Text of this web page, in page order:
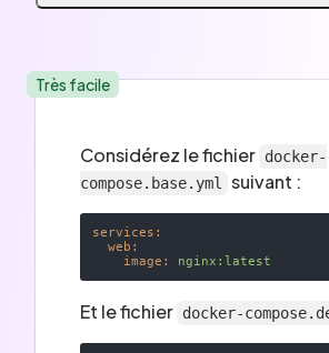
Très facile
Considérez le fichier docker-
compose.base.yml
suivant :
services:
web:
image:
nginx:latest
Et le fichier docker-